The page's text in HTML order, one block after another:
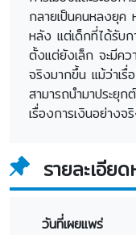
กลายเป็นคนหลงยุค
หลัง แต่เด็กที่ได้รับ
ตั้งแต่ยังเล็ก จะมีคว
จริงมากขึ้น แม้ว่าเ
สามารถนำมาประยุ
เรื่องการเงินอย่าง
รายละเอีย
วันที่เผยแพร่